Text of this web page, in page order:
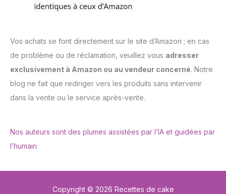
Vos achats se font directement sur le site d’Amazon ; en cas
de problème ou de réclamation, veuillez vous adresser
exclusivement à Amazon ou au vendeur concerné. Notre
blog ne fait que rediriger vers les produits sans intervenir
dans la vente ou le service après-vente.
Nos auteurs sont des plumes assistées par l’IA et guidées par
l’humain
Copyright © 2026 Recettes de cake